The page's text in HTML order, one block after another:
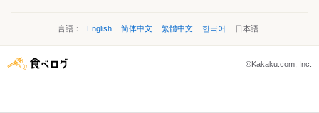
言語： English 简体中文 繁體中文 한국어 日本語
©Kakaku.com, Inc.